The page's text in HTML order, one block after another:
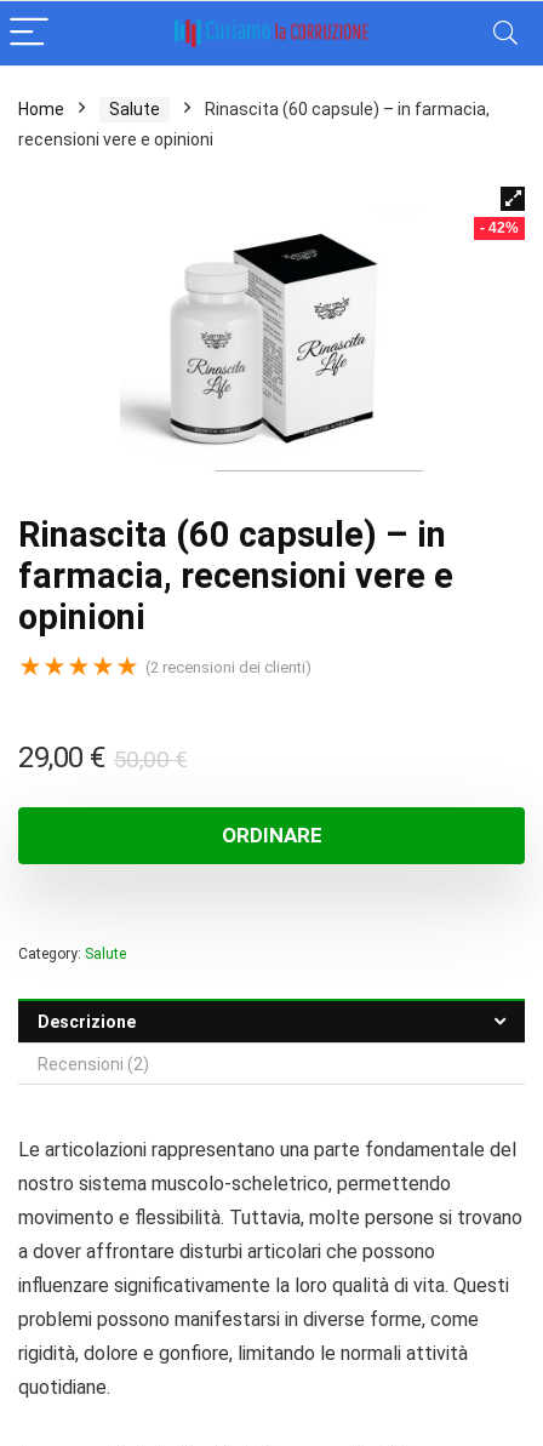
Home Salute
Rinascita (60 capsule) – in farmacia,
recensioni vere e opinioni
- 42%
Rinascita (60 capsule) – in
farmacia, recensioni vere e
opinioni
★★★★★ (2 recensioni dei clienti)
50,00€Il
originale
era:
29,00 €
Il
attuale
è:
ORDINARE
Category: Salute
Descrizione
Recensioni (2)
Le articolazioni rappresentano una parte fondamentale del
nostro sistema muscolo-scheletrico, permettendo
movimento e flessibilità. Tuttavia, molte persone si trovano
a dover affrontare disturbi articolari che possono
influenzare significativamente la loro qualità di vita. Questi
problemi possono manifestarsi in diverse forme, come
rigidità, dolore e gonfiore, limitando le normali attività
quotidiane.